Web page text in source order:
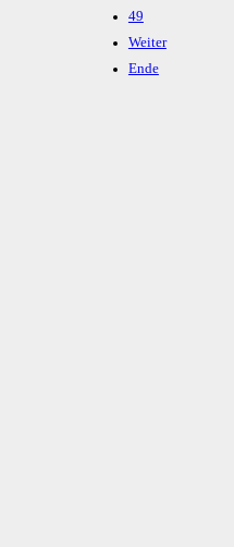
49
Weiter
Ende